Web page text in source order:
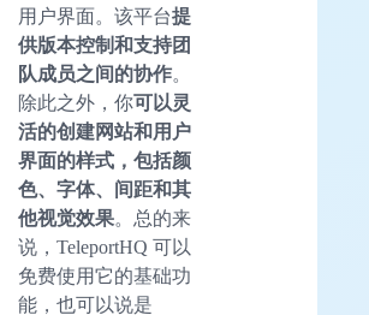
用户界面。该平台提
供版本控制和支持团
队成员之间的协作。
除此之外，你可以灵
活的创建网站和用户
界面的样式，包括颜
色、字体、间距和其
他视觉效果。总的来
说，TeleportHQ 可以
免费使用它的基础功
能，也可以说是